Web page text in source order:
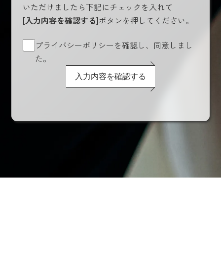
いただけましたら下記にチェックを入れて
[入力内容を確認する]ボタンを押してください。
プライバシーポリシーを確認し、同意しまし
た。